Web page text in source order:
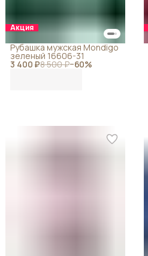
Акция
3 400 ₽8 500 ₽−60%
Рубашка мужская Mondigo
зеленый 16606-31